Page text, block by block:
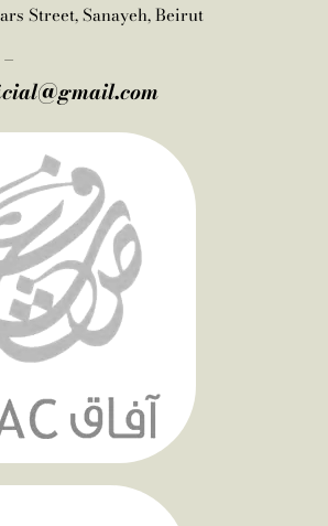
Street, Sanayeh, Beirut